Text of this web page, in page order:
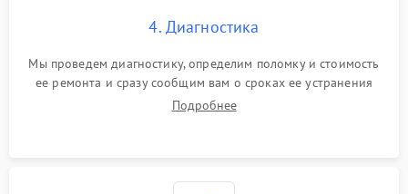
4. Диагностика
Мы проведем диагностику, определим поломку и стоимость
ее ремонта и сразу сообщим вам о сроках ее устранения
Подробнее